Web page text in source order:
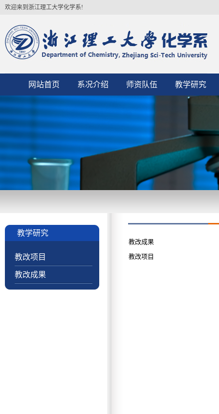
欢迎来到浙江理工大学化学系!
网站首页 系况介绍 师资队伍 教学研究
教学研究
教改项目
教改成果
教改成果
教改项目